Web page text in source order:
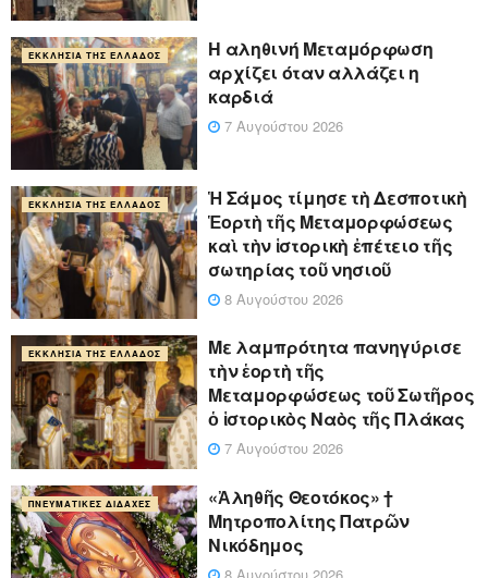
ΕΚΚΛΗΣΊΑ ΤΗΣ ΕΛΛΆΔΟΣ
Η αληθινή Μεταμόρφωση
αρχίζει όταν αλλάζει η
καρδιά
7 Αυγούστου 2026
ΕΚΚΛΗΣΊΑ ΤΗΣ ΕΛΛΆΔΟΣ
Ἡ Σάμος τίμησε τὴ Δεσποτικὴ
Ἑορτὴ τῆς Μεταμορφώσεως
καὶ τὴν ἱστορικὴ ἐπέτειο τῆς
σωτηρίας τοῦ νησιοῦ
8 Αυγούστου 2026
ΕΚΚΛΗΣΊΑ ΤΗΣ ΕΛΛΆΔΟΣ
Με λαμπρότητα πανηγύρισε
τὴν ἑορτὴ τῆς
Μεταμορφώσεως τοῦ Σωτῆρος
ὁ ἱστορικὸς Ναὸς τῆς Πλάκας
7 Αυγούστου 2026
ΠΝΕΥΜΑΤΙΚΈΣ ΔΙΔΑΧΈΣ
«Ἀληθῆς Θεοτόκος» †
Μητροπολίτης Πατρῶν
Νικόδημος